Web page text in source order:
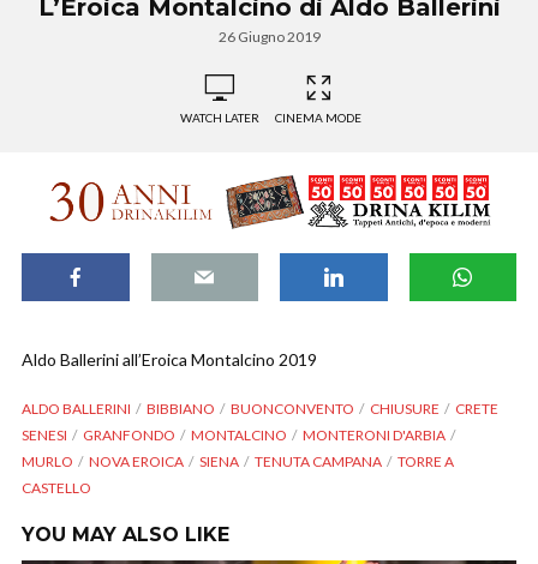
L’Eroica Montalcino di Aldo Ballerini
26 Giugno 2019
WATCH LATER CINEMA MODE
Aldo Ballerini all’Eroica Montalcino 2019
ALDO BALLERINI BIBBIANO BUONCONVENTO CHIUSURE
CRETE
SENESI
GRANFONDO MONTALCINO
MONTERONI D'ARBIA
MURLO
NOVA EROICA SIENA TENUTA CAMPANA
TORRE A
CASTELLO
YOU MAY ALSO LIKE